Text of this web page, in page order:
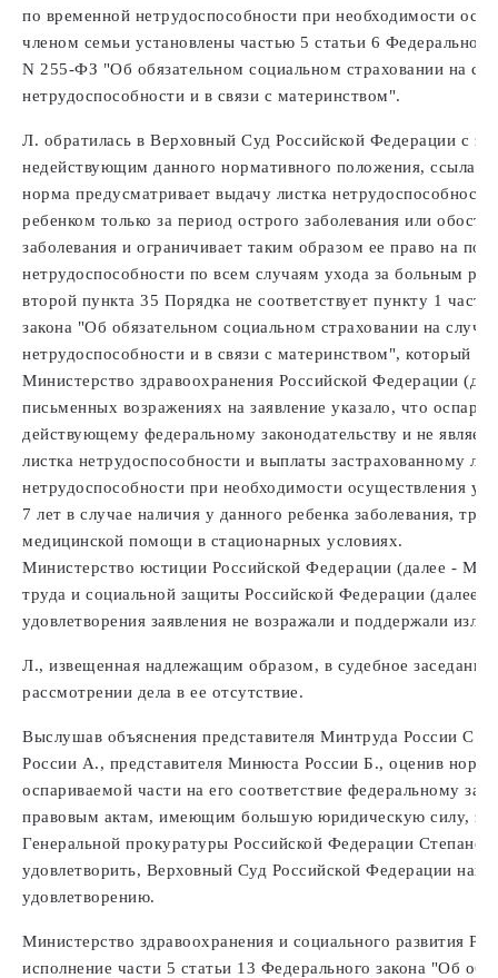
по временной нетрудоспособности при необходимости
членом семьи установлены частью 5 статьи 6
N 255-ФЗ "Об обязательном социальном страховании на
нетрудоспособности и в связи с материнством".
Л. обратилась в Верховный Суд Российской Федерации с
недействующим данного нормативного положения,
норма предусматривает выдачу листка
ребенком только за период острого заболевания или
заболевания и ограничивает таким образом ее право на
нетрудоспособности по всем случаям ухода за больным
второй пункта 35 Порядка не соответствует пункту 1
закона "Об обязательном социальном страховании на
нетрудоспособности и в связи с материнством", который
Министерство здравоохранения Российской Федерации
письменных возражениях на заявление указало, что
действующему федеральному законодательству и не
листка нетрудоспособности и выплаты застрахованному
нетрудоспособности при необходимости осуществления
7 лет в случае наличия у данного ребенка заболевания,
медицинской помощи в стационарных условиях.
Министерство юстиции Российской Федерации (далее -
труда и социальной защиты Российской Федерации (далее
удовлетворения заявления не возражали и поддержали
Л., извещенная надлежащим образом, в судебное заседание
рассмотрении дела в ее отсутствие.
Выслушав объяснения представителя Минтруда России С.,
России А., представителя Минюста России Б., оценив
оспариваемой части на его соответствие федеральному
правовым актам, имеющим большую юридическую силу,
Генеральной прокуратуры Российской Федерации
удовлетворить, Верховный Суд Российской Федерации
удовлетворению.
Министерство здравоохранения и социального развития
исполнение части 5 статьи 13 Федерального закона "Об